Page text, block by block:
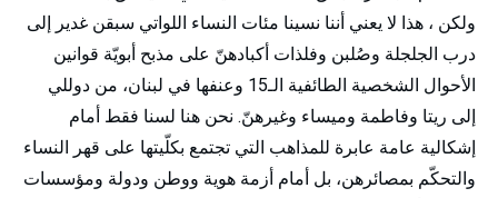
ولكن ، هذا لا يعني أننا نسينا مئات النساء اللواتي سبقن غدير إلى
درب الجلجلة وصُلبن وفلذات أكبادهنّ على مذبح أبويّة قوانين
الأحوال الشخصية الطائفية الـ15 وعنفها في لبنان، من دوللي
إلى ريتا وفاطمة وميساء وغيرهنّ. نحن هنا لسنا فقط أمام
إشكالية عامة عابرة للمذاهب التي تجتمع بكلّيتها على قهر النساء
والتحكّم بمصائرهن، بل أمام أزمة هوية ووطن ودولة ومؤسسات